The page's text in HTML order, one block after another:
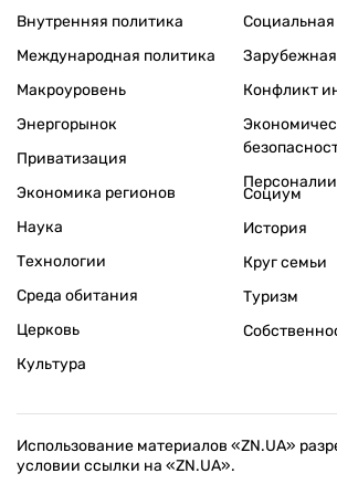
Внутренняя политика
Международная политика
Макроуровень
Энергорынок
Приватизация
Экономика регионов
Конфликт
Персоналии
Наука
Технологии
Среда обитания
Церковь
Культура
Социум
История
Круг семьи
Туризм
Использование материалов «ZN.UA»
условии ссылки на «ZN.UA».